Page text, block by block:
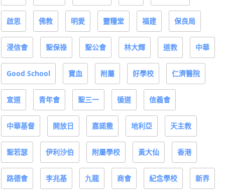
啟思 佛教 明愛 靈糧堂 福建 保良局
浸信會 聖保祿 聖公會 林大輝 道教 中華
Good School 寶血 附屬 好學校 仁濟醫院
宣道 青年會 聖三一 循道 信義會
中華基督 開放日 嘉諾撒 地利亞 天主教
聖若瑟 伊利沙伯 附屬學校 黃大仙 香港
路德會 李兆基 九龍 商會 紀念學校 新界